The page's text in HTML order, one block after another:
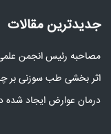
جدیدترین مقالات
مصاحبه رئیس انجمن
اثر بخشی طب سوزنی بر
درمان عوارض ایجاد